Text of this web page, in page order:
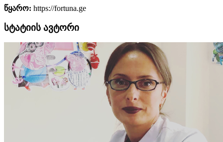
წყარო: https://fortuna.ge
სტატიის ავტორი